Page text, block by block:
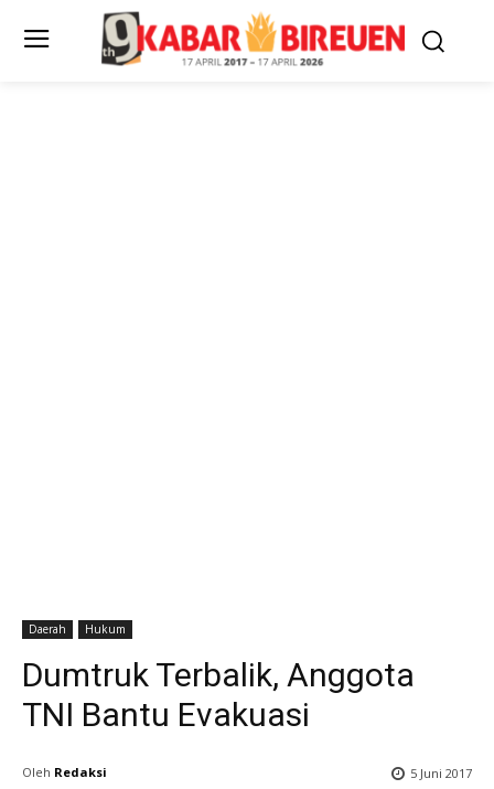
Daerah Hukum
Dumtruk Terbalik, Anggota
TNI Bantu Evakuasi
Oleh Redaksi 5 Juni 2017